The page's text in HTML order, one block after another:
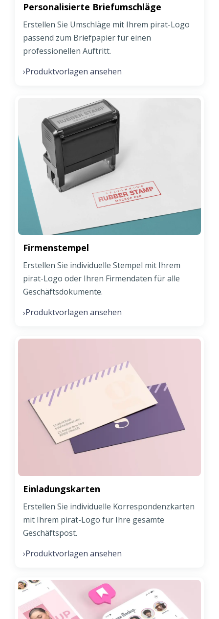
Personalisierte Briefumschläge
Erstellen Sie Umschläge mit Ihrem pirat-Logo
passend zum Briefpapier für einen
professionellen Auftritt.
›Produktvorlagen ansehen
Firmenstempel
Erstellen Sie individuelle Stempel mit Ihrem
pirat-Logo oder Ihren Firmendaten für alle
Geschäftsdokumente.
›Produktvorlagen ansehen
Einladungskarten
Erstellen Sie individuelle Korrespondenzkarten
mit Ihrem pirat-Logo für Ihre gesamte
Geschäftspost.
›Produktvorlagen ansehen